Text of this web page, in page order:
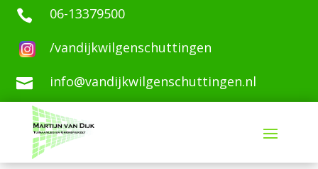

06-13379500
/vandijkwilgenschuttingen
 info@vandijkwilgenschuttingen.nl